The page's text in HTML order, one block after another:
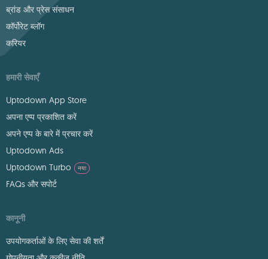
ब्रांड और प्रेस संसाधन
कॉर्पोरेट ब्लॉग
करियर
हमारी सेवाएँ
Uptodown App Store
अपना एप्प प्रकाशित करें
अपने एप्प के बारे में प्रचार करें
Uptodown Ads
Uptodown Turbo
नया
FAQs और सपोर्ट
कानूनी
उपयोगकर्ताओं के लिए सेवा की शर्तें